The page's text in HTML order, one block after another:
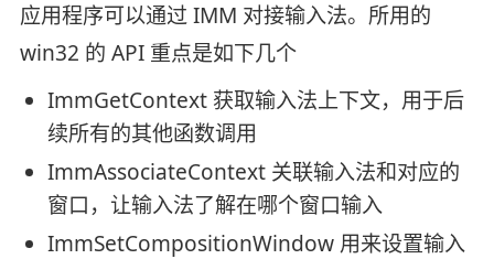
应用程序可以通过 IMM 对接输入法。所用的
win32 的 API 重点是如下几个
ImmGetContext 获取输入法上下文，用于后
续所有的其他函数调用
ImmAssociateContext 关联输入法和对应的
窗口，让输入法了解在哪个窗口输入
ImmSetCompositionWindow 用来设置输入